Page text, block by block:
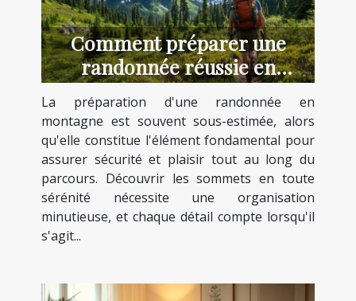
Comment préparer une
randonnée réussie en
montagne ?
La préparation d'une randonnée en
montagne est souvent sous-estimée, alors
qu'elle constitue l'élément fondamental pour
assurer sécurité et plaisir tout au long du
parcours. Découvrir les sommets en toute
sérénité nécessite une organisation
minutieuse, et chaque détail compte lorsqu'il
s'agit...